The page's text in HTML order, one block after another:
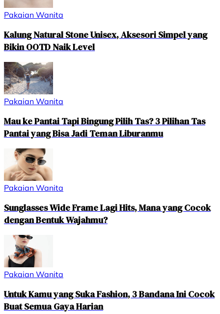
Pakaian Wanita
Kalung Natural Stone Unisex, Aksesori Simpel yang
Bikin OOTD Naik Level
Pakaian Wanita
Mau ke Pantai Tapi Bingung Pilih Tas? 3 Pilihan Tas
Pantai yang Bisa Jadi Teman Liburanmu
Pakaian Wanita
Sunglasses Wide Frame Lagi Hits, Mana yang Cocok
dengan Bentuk Wajahmu?
Pakaian Wanita
Untuk Kamu yang Suka Fashion, 3 Bandana Ini Cocok
Buat Semua Gaya Harian